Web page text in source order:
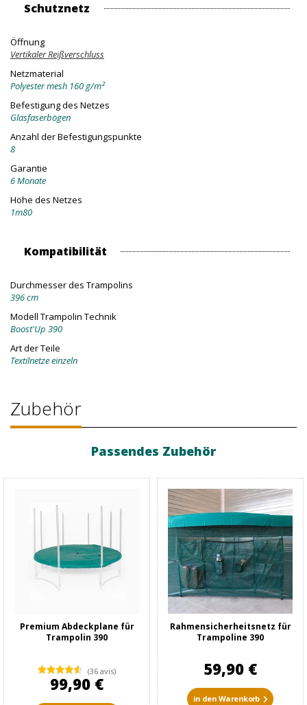
Schutznetz
Öffnung
Vertikaler Reißverschluss
Netzmaterial
Polyester mesh 160 g/m²
Befestigung des Netzes
Glasfaserbögen
Anzahl der Befestigungspunkte
8
Garantie
6 Monate
Höhe des Netzes
1m80
Kompatibilität
Durchmesser des Trampolins
396 cm
Modell Trampolin Technik
Boost'Up 390
Art der Teile
Textilnetze einzeln
Zubehör
Passendes Zubehör
Premium Abdeckplane für
Trampolin 390
(36 avis)
99,90 €
Rahmensicherheitsnetz für
Trampoline 390
59,90 €
in den Warenkorb